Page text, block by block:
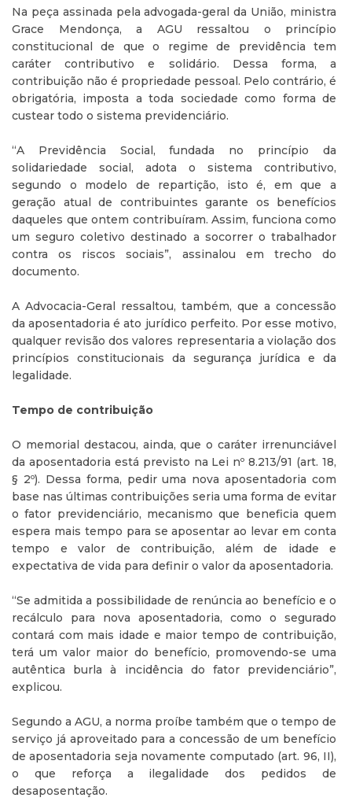
Na peça assinada pela advogada-geral da União, ministra
Grace Mendonça, a AGU ressaltou o princípio
constitucional de que o regime de previdência tem
caráter contributivo e solidário. Dessa forma, a
contribuição não é propriedade pessoal. Pelo contrário, é
obrigatória, imposta a toda sociedade como forma de
custear todo o sistema previdenciário.
“A Previdência Social, fundada no princípio da
solidariedade social, adota o sistema contributivo,
segundo o modelo de repartição, isto é, em que a
geração atual de contribuintes garante os benefícios
daqueles que ontem contribuíram. Assim, funciona como
um seguro coletivo destinado a socorrer o trabalhador
contra os riscos sociais”, assinalou em trecho do
documento.
A Advocacia-Geral ressaltou, também, que a concessão
da aposentadoria é ato jurídico perfeito. Por esse motivo,
qualquer revisão dos valores representaria a violação dos
princípios constitucionais da segurança jurídica e da
legalidade.
Tempo de contribuição
O memorial destacou, ainda, que o caráter irrenunciável
da aposentadoria está previsto na Lei nº 8.213/91 (art. 18,
§ 2º). Dessa forma, pedir uma nova aposentadoria com
base nas últimas contribuições seria uma forma de evitar
o fator previdenciário, mecanismo que beneficia quem
espera mais tempo para se aposentar ao levar em conta
tempo e valor de contribuição, além de idade e
expectativa de vida para definir o valor da aposentadoria.
“Se admitida a possibilidade de renúncia ao benefício e o
recálculo para nova aposentadoria, como o segurado
contará com mais idade e maior tempo de contribuição,
terá um valor maior do benefício, promovendo-se uma
autêntica burla à incidência do fator previdenciário”,
explicou.
Segundo a AGU, a norma proíbe também que o tempo de
serviço já aproveitado para a concessão de um benefício
de aposentadoria seja novamente computado (art. 96, II),
o que reforça a ilegalidade dos pedidos de
desaposentação.